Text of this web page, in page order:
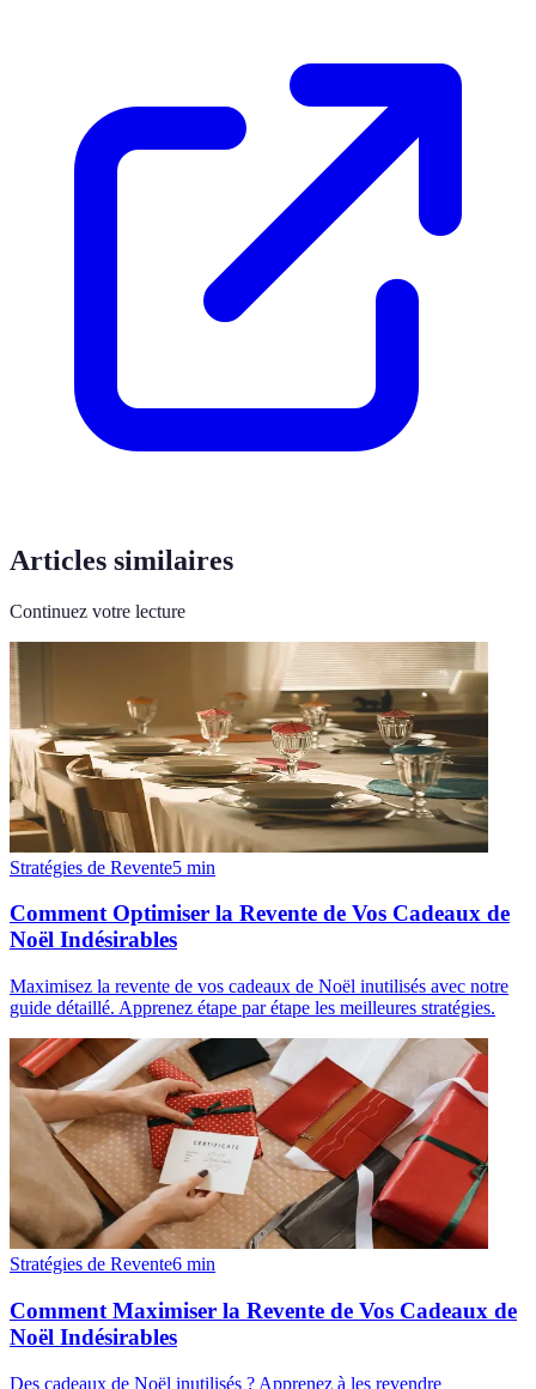
Articles similaires
Continuez votre lecture
Stratégies de Revente5 min
Comment Optimiser la Revente de Vos Cadeaux de
Noël Indésirables
Maximisez la revente de vos cadeaux de Noël inutilisés avec notre
guide détaillé. Apprenez étape par étape les meilleures stratégies.
Stratégies de Revente6 min
Comment Maximiser la Revente de Vos Cadeaux de
Noël Indésirables
Des cadeaux de Noël inutilisés ? Apprenez à les revendre